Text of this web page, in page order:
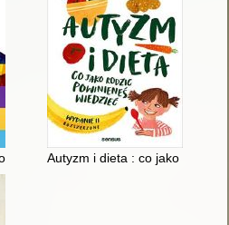
spojrzenie na autyzm
Autyzm i dieta : co jako rodzic